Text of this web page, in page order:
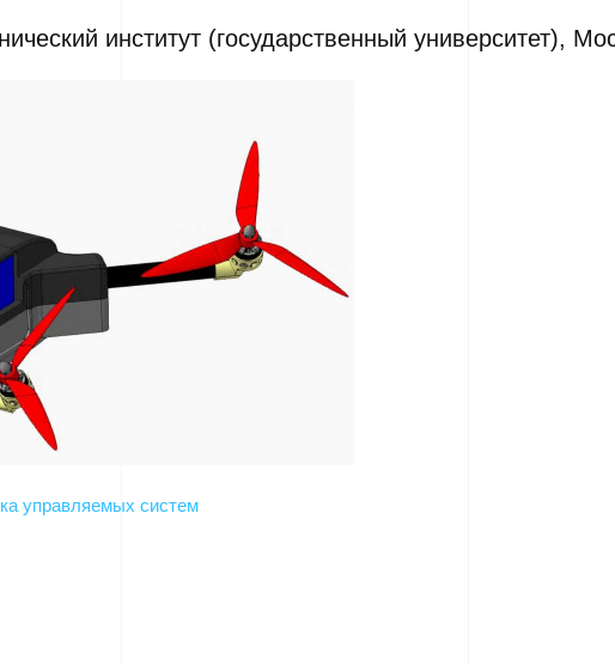
институт (государственный университет),
управляемых систем